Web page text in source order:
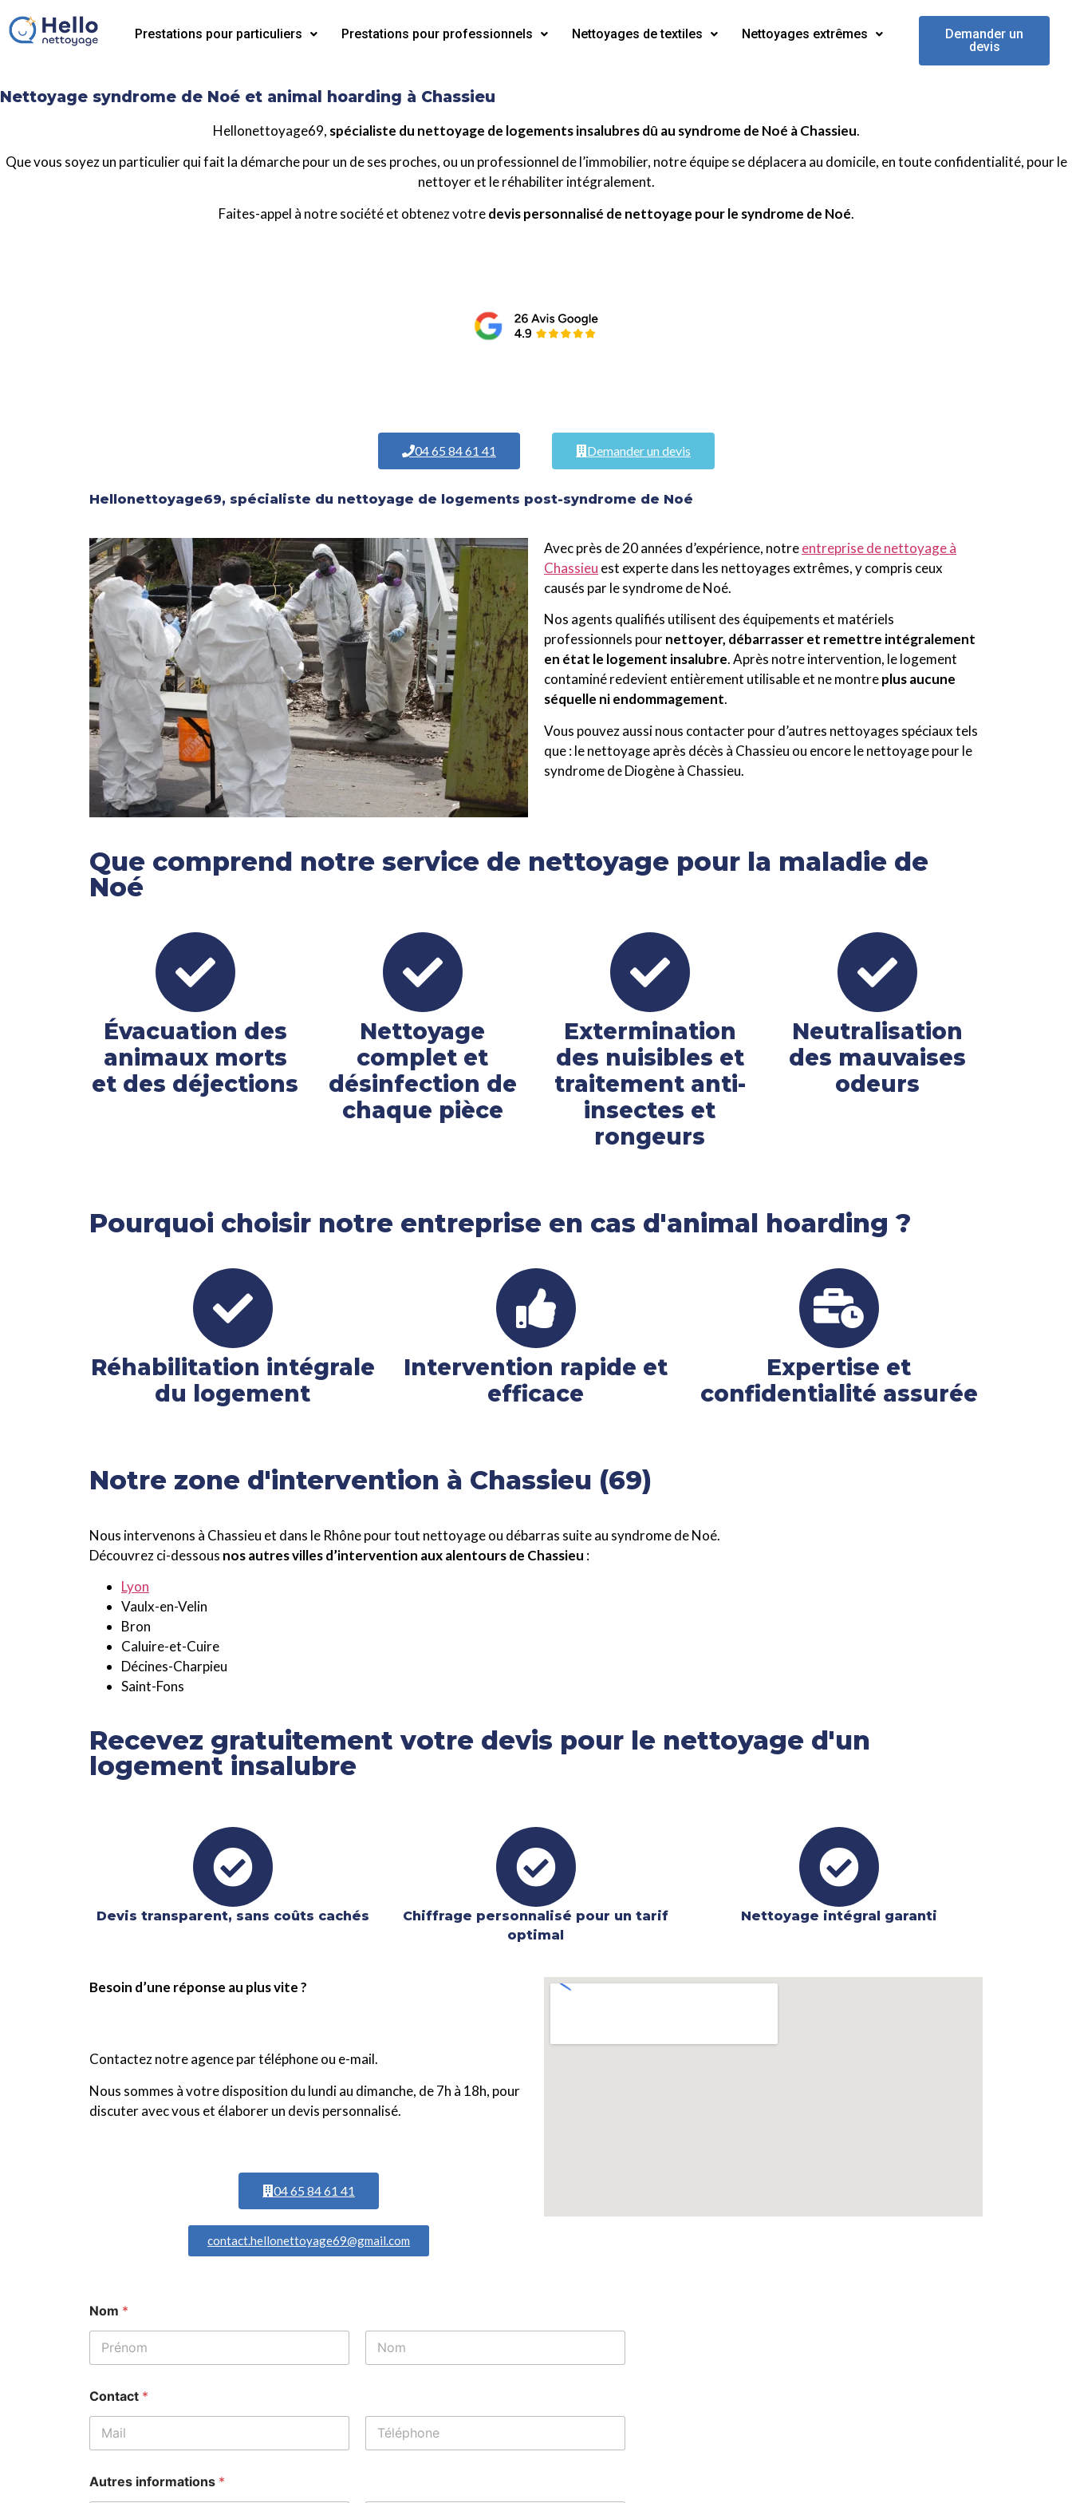
Prestations pour particuliers Prestations pour professionnels Nettoyages de textiles Nettoyages extrêmes
Demander un
devis
Nettoyage syndrome de Noé et animal hoarding à Chassieu
Hellonettoyage69, spécialiste du nettoyage de logements insalubres dû au syndrome de Noé à Chassieu.
Que vous soyez un particulier qui fait la démarche pour un de ses proches, ou un professionnel de l’immobilier, notre équipe se déplacera au domicile, en toute confidentialité, pour le
nettoyer et le réhabiliter intégralement.
Faites-appel à notre société et obtenez votredevis personnalisé de nettoyage pour le syndrome de Noé.
04 65 84 61 41 Demander un devis
Hellonettoyage69, spécialiste du nettoyage de logements post-syndrome de Noé
Avec près de 20 années d’expérience, notreentreprise de nettoyage à
Chassieu est experte dans les nettoyages extrêmes, y compris ceux
causés par le syndrome de Noé.
Nos agents qualifiés utilisent des équipements et matériels
professionnels pournettoyer, débarrasser et remettre intégralement
en état le logement insalubre. Après notre intervention, le logement
contaminé redevient entièrement utilisable et ne montreplus aucune
séquelle ni endommagement.
Vous pouvez aussi nous contacter pour d’autres nettoyages spéciaux tels
que : le nettoyage après décès à Chassieu ou encore le nettoyage pour le
syndrome de Diogène à Chassieu.
Que comprend notre service de nettoyage pour la maladie de
Noé
Évacuation des
animaux morts
et des déjections
Nettoyage
complet et
désinfection de
chaque pièce
Extermination
des nuisibles et
traitement anti-
insectes et
rongeurs
Neutralisation
des mauvaises
odeurs
Pourquoi choisir notre entreprise en cas d'animal hoarding ?
Réhabilitation intégrale
du logement
Intervention rapide et
efficace
Expertise et
confidentialité assurée
Notre zone d'intervention à Chassieu (69)
Nous intervenons à Chassieu et dans le Rhône pour tout nettoyage ou débarras suite au syndrome de Noé.
Découvrez ci-dessous nos autres villes d’intervention aux alentours de Chassieu :
Lyon
Vaulx-en-Velin
Bron
Caluire-et-Cuire
Décines-Charpieu
Saint-Fons
Recevez gratuitement votre devis pour le nettoyage d'un
logement insalubre
Devis transparent, sans coûts cachés
Chiffrage personnalisé pour un tarif
optimal
Nettoyage intégral garanti​
Besoin d’une réponse au plus vite ?
Contactez notre agence par téléphone ou e-mail.
Nous sommes à votre disposition du lundi au dimanche, de 7h à 18h, pour
discuter avec vous et élaborer un devis personnalisé.
04 65 84 61 41
contact.hellonettoyage69@gmail.com
Nom *
Contact *
Autres informations *